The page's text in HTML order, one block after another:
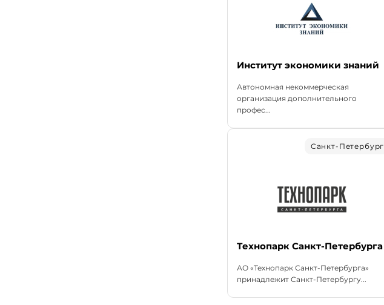
Институт экономики знаний
Автономная некоммерческая
организация дополнительного
профес...
Санкт-Петербург
Технопарк Санкт-Петербурга
АО «Технопарк Санкт-Петербурга»
принадлежит Санкт-Петербургу...